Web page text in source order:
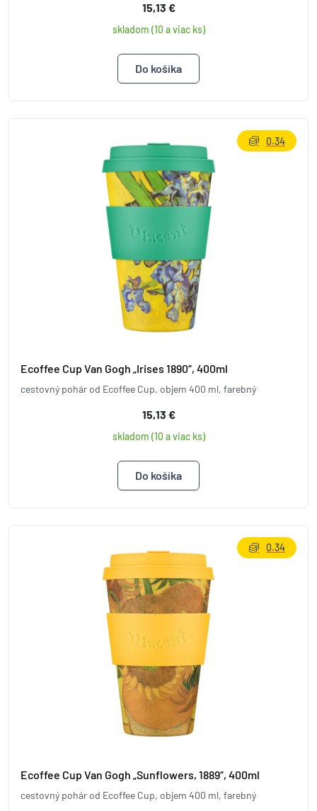
15,13 €
skladom (10 a viac ks)
Ecoffee Cup Van Gogh „Irises 1890“, 400ml
cestovný pohár od Ecoffee Cup, objem 400 ml, farebný
15,13 €
skladom (10 a viac ks)
0.34
Ecoffee Cup Van Gogh „Sunflowers, 1889“, 400ml
cestovný pohár od Ecoffee Cup, objem 400 ml, farebný
0.34